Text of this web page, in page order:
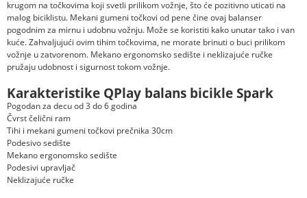
krugom na točkovima koji svetli prilikom vožnje, što će pozitivno uticati na
malog biciklistu. Mekani gumeni točkovi od pene čine ovaj balanser
pogodnim za mirnu i udobnu vožnju. Može se koristiti kako unutar tako i van
kuće. Zahvaljujući ovim tihim točkovima, ne morate brinuti o buci prilikom
vožnje u zatvorenom. Mekano ergonomsko sedište i neklizajuće ručke
pružaju udobnost i sigurnost tokom vožnje.
Karakteristike QPlay balans bicikle Spark
Pogodan za decu od 3 do 6 godina
Čvrst čelični ram
Tihi i mekani gumeni točkovi prečnika 30cm
Podesivo sedište
Mekano ergonomsko sedište
Podesivi upravljač
Neklizajuće ručke